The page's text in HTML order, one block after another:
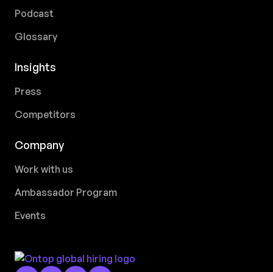
Podcast
Glossary
Insights
Press
Competitors
Company
Work with us
Ambassador Program
Events